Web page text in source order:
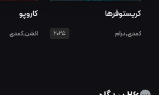
کریستوفرها
کمدی,درام 2025
کاروپو
اکشن,کمدی